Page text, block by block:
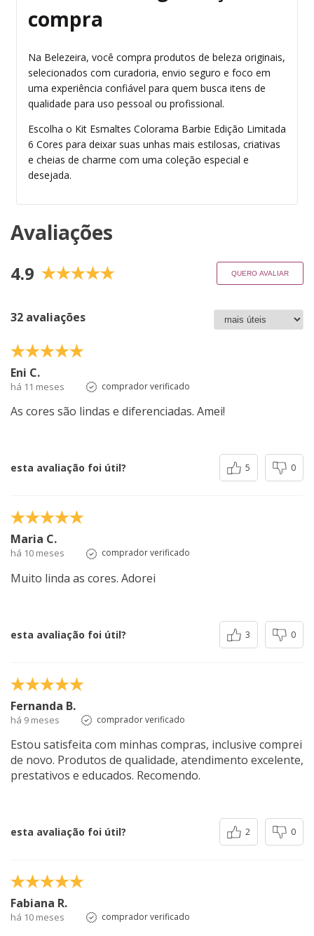
compra
Na Belezeira, você compra produtos de beleza originais,
selecionados com curadoria, envio seguro e foco em
uma experiência confiável para quem busca itens de
qualidade para uso pessoal ou profissional.
Escolha o Kit Esmaltes Colorama Barbie Edição Limitada
6 Cores para deixar suas unhas mais estilosas, criativas
e cheias de charme com uma coleção especial e
desejada.
Avaliações
4.9 QUERO AVALIAR
32 avaliações
Eni C.
há 11 meses comprador verificado
As cores são lindas e diferenciadas. Amei!
esta avaliação foi útil? 5 0
Maria C.
há 10 meses comprador verificado
Muito linda as cores. Adorei
esta avaliação foi útil? 3 0
Fernanda B.
há 9 meses comprador verificado
Estou satisfeita com minhas compras, inclusive comprei
de novo. Produtos de qualidade, atendimento excelente,
prestativos e educados. Recomendo.
esta avaliação foi útil? 2 0
Fabiana R.
há 10 meses comprador verificado